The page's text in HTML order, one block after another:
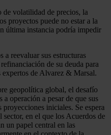
de volatilidad de precios, la
proyectos puede no estar a la
última instancia podría impedir
a reevaluar sus estructuras
de su deuda para
expertos de Alvarez & Marsal.
geopolítica global, el desafío
operación a pesar de que sus
proyecciones iniciales. Se espera
en el que los Acuerdos de
un papel central en las